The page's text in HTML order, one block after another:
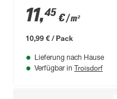
120 x 80 x 0,6 cm
11,45 €/ m²
10,99 € / Pack
Lieferung nach Hause
Verfügbar in Troisdorf